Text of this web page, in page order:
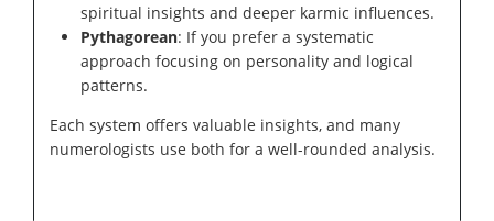
spiritual insights and deeper karmic influences.
Pythagorean: If you prefer a systematic
approach focusing on personality and logical
patterns.
Each system offers valuable insights, and many
numerologists use both for a well-rounded analysis.